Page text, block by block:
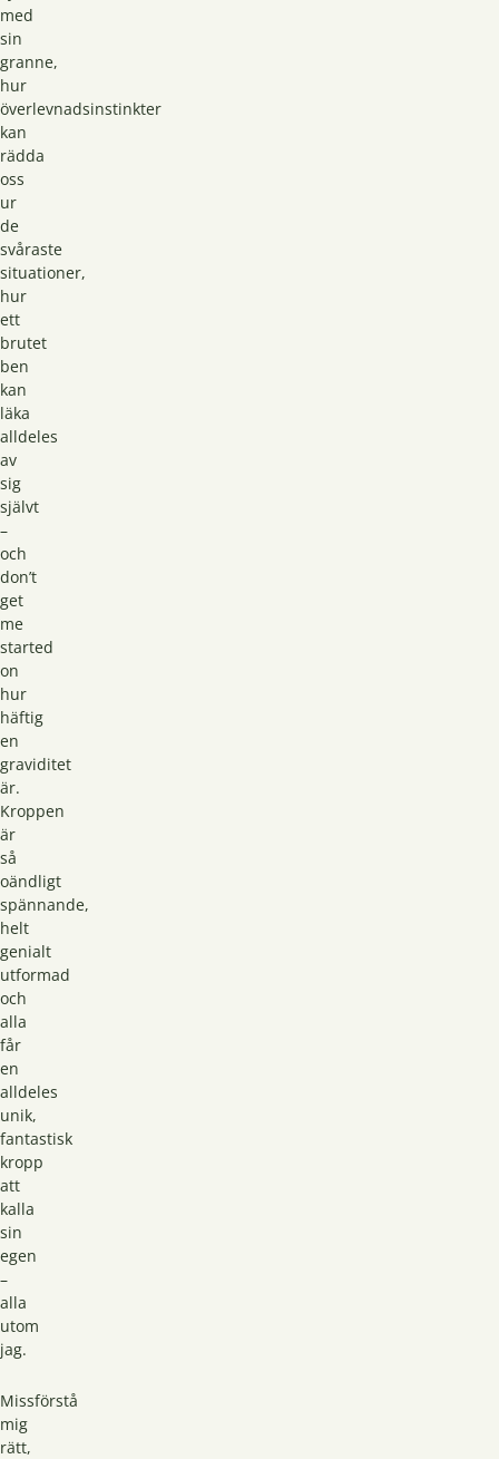
med
sin
granne,
hur
överlevnadsinstinkter
kan
rädda
oss
ur
de
svåraste
situationer,
hur
ett
brutet
ben
kan
läka
alldeles
av
sig
självt
–
och
don’t
get
me
started
on
hur
häftig
en
graviditet
är.
Kroppen
är
så
oändligt
spännande,
helt
genialt
utformad
och
alla
får
en
alldeles
unik,
fantastisk
kropp
att
kalla
sin
egen
–
alla
utom
jag.
Missförstå
mig
rätt,